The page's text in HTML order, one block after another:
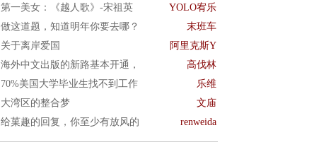
第一美女：《越人歌》-宋祖英 YOLO宥乐
做这道题，知道明年你要去哪？ 末班车
关于离岸爱国 阿里克斯Y
海外中文出版的新路基本开通， 高伐林
70%美国大学毕业生找不到工作 乐维
大湾区的整合梦 文庙
给菓趣的回复，你至少有放风的 renweida